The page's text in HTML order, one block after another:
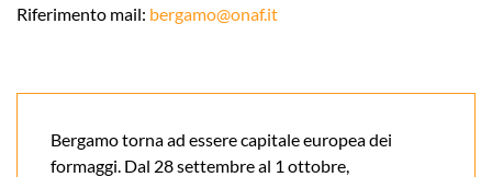
Riferimento mail: bergamo@onaf.it
Bergamo torna ad essere capitale europea dei
formaggi. Dal 28 settembre al 1 ottobre,